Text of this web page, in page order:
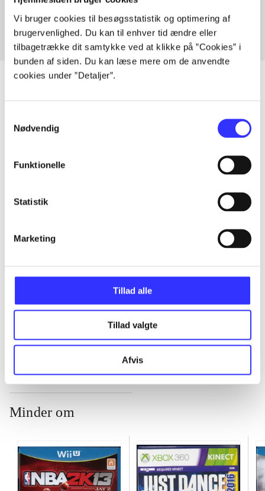
Vi bruger cookies til besøgsstatistik og optimering af
brugervenlighed. Du kan til enhver tid ændre eller
tilbagetrække dit samtykke ved at klikke på ”Cookies” i
bunden af siden. Du kan læse mere om de anvendte
cookies under ”Detaljer”.
Nødvendig
Funktionelle
Statistik
Marketing
Tillad alle
Tillad valgte
Afvis
Alle registrerede artikler fordelt på udgivelser
...
...
Minder om